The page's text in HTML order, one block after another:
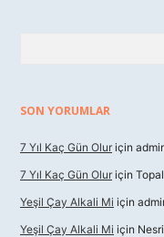
SON YORUMLAR
7 Yıl Kaç Gün Olur için
7 Yıl Kaç Gün Olur için Topal
Yeşil Çay Alkali Mi için
Yeşil Çay Alkali Mi için